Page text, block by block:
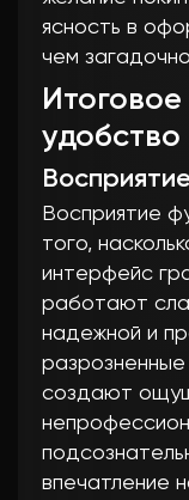
ясность в
чем
Восприятие
того,
интерфейс
работают
надежной и
создают
впечатление